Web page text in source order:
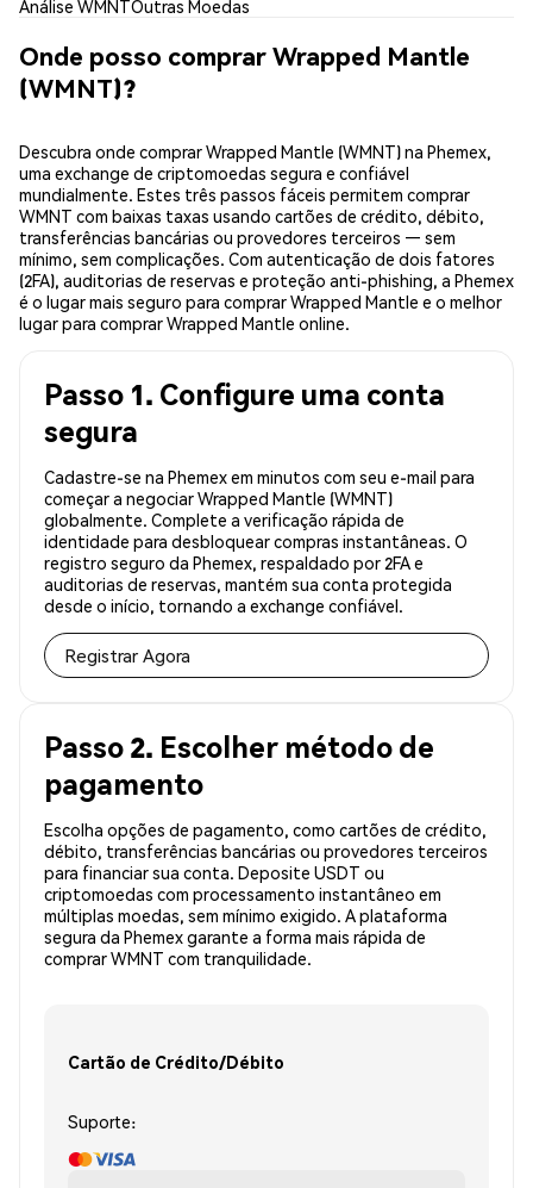
Análise WMNTOutras Moedas
Onde posso comprar Wrapped Mantle
(WMNT)?
Descubra onde comprar Wrapped Mantle (WMNT) na Phemex,
uma exchange de criptomoedas segura e confiável
mundialmente. Estes três passos fáceis permitem comprar
WMNT com baixas taxas usando cartões de crédito, débito,
transferências bancárias ou provedores terceiros — sem
mínimo, sem complicações. Com autenticação de dois fatores
(2FA), auditorias de reservas e proteção anti-phishing, a Phemex
é o lugar mais seguro para comprar Wrapped Mantle e o melhor
lugar para comprar Wrapped Mantle online.
Passo 1. Configure uma conta
segura
Cadastre-se na Phemex em minutos com seu e-mail para
começar a negociar Wrapped Mantle (WMNT)
globalmente. Complete a verificação rápida de
identidade para desbloquear compras instantâneas. O
registro seguro da Phemex, respaldado por 2FA e
auditorias de reservas, mantém sua conta protegida
desde o início, tornando a exchange confiável.
Registrar Agora
Passo 2. Escolher método de
pagamento
Escolha opções de pagamento, como cartões de crédito,
débito, transferências bancárias ou provedores terceiros
para financiar sua conta. Deposite USDT ou
criptomoedas com processamento instantâneo em
múltiplas moedas, sem mínimo exigido. A plataforma
segura da Phemex garante a forma mais rápida de
comprar WMNT com tranquilidade.
Cartão de Crédito/Débito
Suporte: